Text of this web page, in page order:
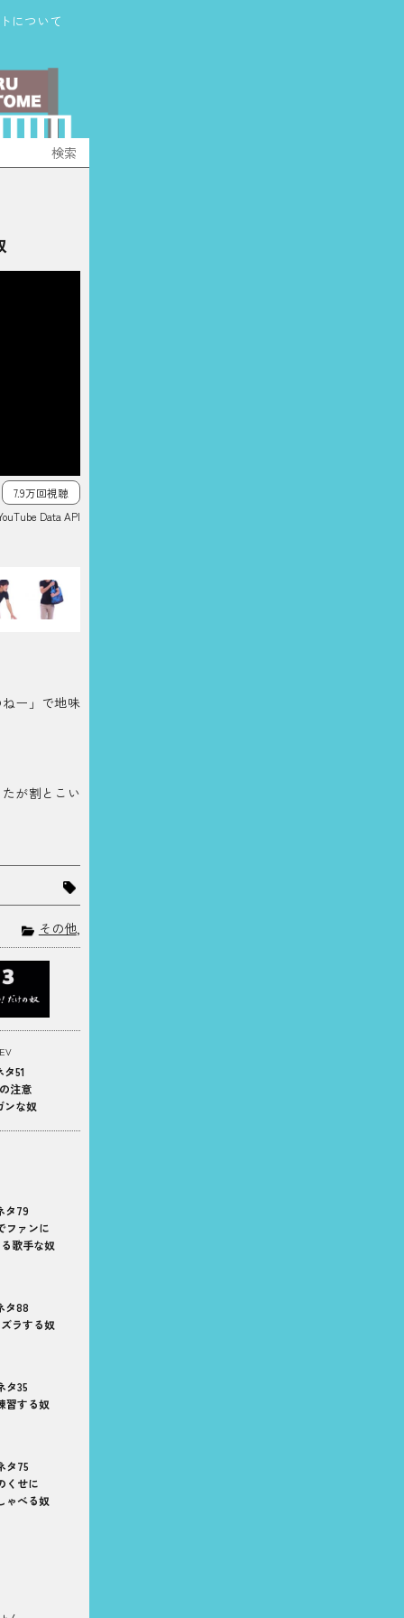
について
7.9万回視聴
Data API
ー」で地味
が割とこい
その他,
51
注意
ンな奴
タ79
ファンに
歌手な奴
タ88
ラする奴
タ35
習する奴
タ75
くせに
ゃべる奴